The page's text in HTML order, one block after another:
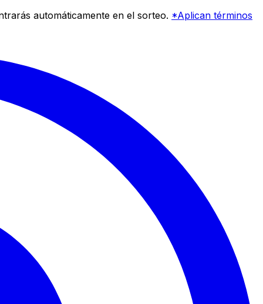
automáticamente en el sorteo. *Aplican términos